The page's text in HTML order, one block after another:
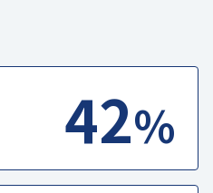
42%